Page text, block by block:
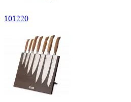
101220